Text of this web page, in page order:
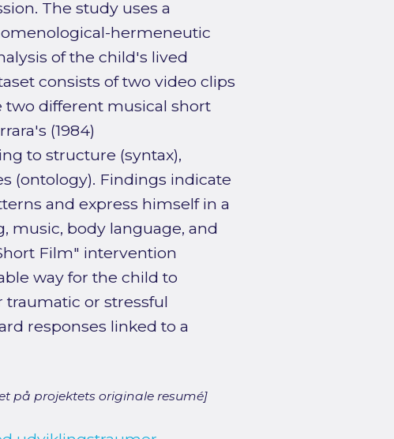
The study uses a
hermeneutic
of the child's lived
consists of two video clips
two different musical short
(1984)
to structure (syntax),
(ontology). Findings indicate
and express himself in a
music, body language, and
Film" intervention
way for the child to
traumatic or stressful
responses linked to a
på projektets originale resumé]